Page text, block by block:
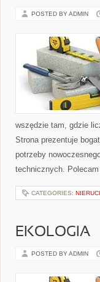
POSTED BY ADMIN
wszędzie tam, gdzie
Strona prezentuje
potrzeby
technicznych.
CATEGORIES:
EKOLOGIA
POSTED BY ADMIN